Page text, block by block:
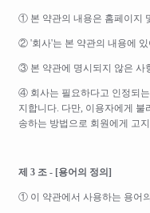
① 본 약관의 내용은 홈페이지
② '회사'는 본 약관의 내용에
③ 본 약관에 명시되지 않은 사
④ 회사는 필요하다고 인정되
지합니다. 다만, 이용자에게
송하는 방법으로 회원에게 고
제 3 조 - [용어의 정의]
① 이 약관에서 사용하는 용어